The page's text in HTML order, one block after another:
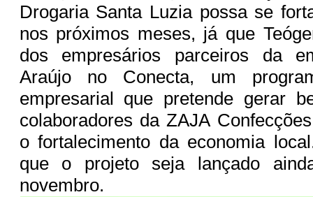
Drogaria Santa Luzia possa se
nos próximos meses, já que
dos empresários parceiros da
Araújo no Conecta, um
empresarial que pretende gerar
colaboradores da ZAJA
o fortalecimento da economia
que o projeto seja lançado
novembro.